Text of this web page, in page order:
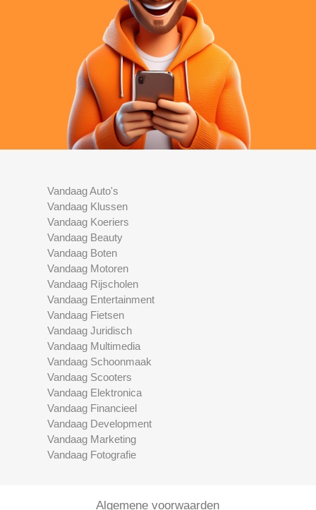
Vandaag Auto's
Vandaag Klussen
Vandaag Koeriers
Vandaag Beauty
Vandaag Boten
Vandaag Motoren
Vandaag Rijscholen
Vandaag Entertainment
Vandaag Fietsen
Vandaag Juridisch
Vandaag Multimedia
Vandaag Schoonmaak
Vandaag Scooters
Vandaag Elektronica
Vandaag Financieel
Vandaag Development
Vandaag Marketing
Vandaag Fotografie
Algemene voorwaarden